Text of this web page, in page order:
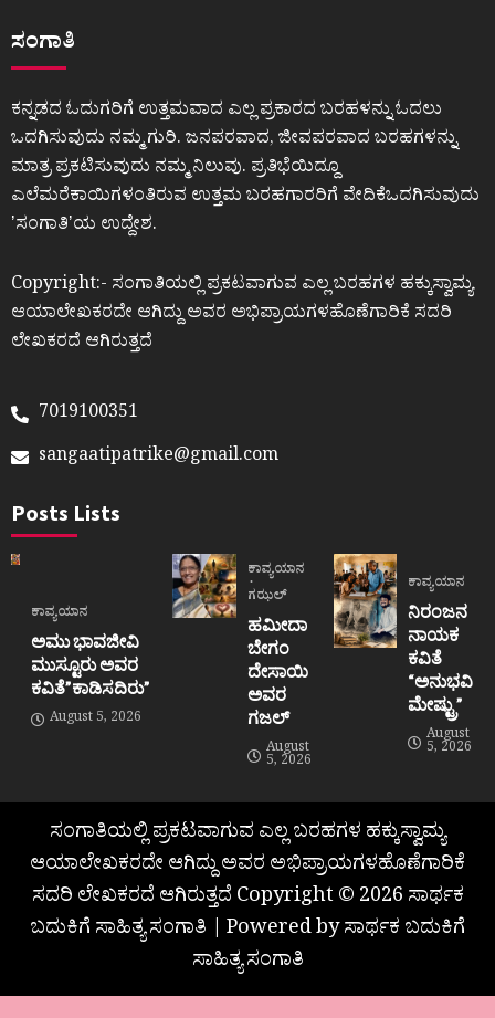
ಸಂಗಾತಿ
ಕನ್ನಡದ ಓದುಗರಿಗೆ ಉತ್ತಮವಾದ ಎಲ್ಲ ಪ್ರಕಾರದ ಬರಹಳನ್ನು ಓದಲು
ಒದಗಿಸುವುದು ನಮ್ಮ ಗುರಿ. ಜನಪರವಾದ, ಜೀವಪರವಾದ ಬರಹಗಳನ್ನು
ಮಾತ್ರ ಪ್ರಕಟಿಸುವುದು ನಮ್ಮ ನಿಲುವು. ಪ್ರತಿಭೆಯಿದ್ದೂ
ಎಲೆಮರೆಕಾಯಿಗಳಂತಿರುವ ಉತ್ತಮ ಬರಹಗಾರರಿಗೆ ವೇದಿಕೆಒದಗಿಸುವುದು
ʼಸಂಗಾತಿʼಯ ಉದ್ದೇಶ.
Copyright:- ಸಂಗಾತಿಯಲ್ಲಿ ಪ್ರಕಟವಾಗುವ ಎಲ್ಲ ಬರಹಗಳ ಹಕ್ಕುಸ್ವಾಮ್ಯ
ಆಯಾಲೇಖಕರದೇ ಆಗಿದ್ದು ಅವರ ಅಭಿಪ್ರಾಯಗಳಹೊಣೆಗಾರಿಕೆ ಸದರಿ
ಲೇಖಕರದೆ ಆಗಿರುತ್ತದೆ
7019100351
sangaatipatrike@gmail.com
Posts Lists
ಕಾವ್ಯಯಾನ
ಅಮು ಭಾವಜೀವಿ
ಮುಸ್ಟೂರು ಅವರ
ಕವಿತೆ”ಕಾಡಿಸದಿರು”
August 5, 2026
ಕಾವ್ಯಯಾನ
ಗಝಲ್
ಹಮೀದಾ
ಬೇಗಂ
ದೇಸಾಯಿ
ಅವರ
ಗಜಲ್
August
5, 2026
ಕಾವ್ಯಯಾನ
ನಿರಂಜನ
ನಾಯಕ
ಕವಿತೆ
“ಅನುಭವಿ
ಮೇಷ್ಟ್ರು”
August
5, 2026
ಸಂಗಾತಿಯಲ್ಲಿ ಪ್ರಕಟವಾಗುವ ಎಲ್ಲ ಬರಹಗಳ ಹಕ್ಕುಸ್ವಾಮ್ಯ
ಆಯಾಲೇಖಕರದೇ ಆಗಿದ್ದು ಅವರ ಅಭಿಪ್ರಾಯಗಳಹೊಣೆಗಾರಿಕೆ
ಸದರಿ ಲೇಖಕರದೆ ಆಗಿರುತ್ತದೆ Copyright © 2026 ಸಾರ್ಥಕ
ಬದುಕಿಗೆ ಸಾಹಿತ್ಯ ಸಂಗಾತಿ | Powered by ಸಾರ್ಥಕ ಬದುಕಿಗೆ
ಸಾಹಿತ್ಯ ಸಂಗಾತಿ